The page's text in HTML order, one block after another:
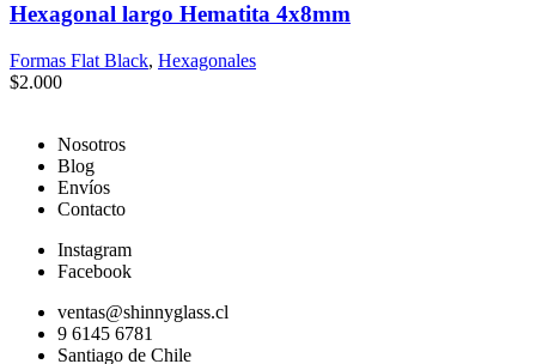
Hexagonal largo Hematita 4x8mm
Formas Flat Black, Hexagonales
$2.000
Nosotros
Blog
Envíos
Contacto
Instagram
Facebook
ventas@shinnyglass.cl
9 6145 6781
Santiago de Chile